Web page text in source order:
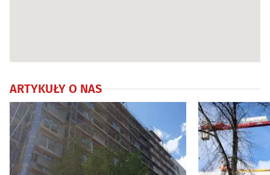
ARTYKUŁY O NAS